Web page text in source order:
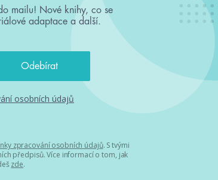
mailu! Nové knihy, co se
adaptace a další.
osobních údajů
zpracování osobních údajů. S tvými
předpisů. Více informací o tom, jak
zde.